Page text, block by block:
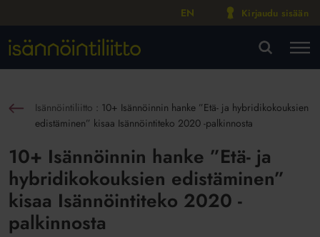
EN Kirjaudu sisään
Isännöintiliitto : 10+ Isännöinnin hanke ”Etä- ja hybridikokouksien
edistäminen” kisaa Isännöintiteko 2020 -palkinnosta
10+ Isännöinnin hanke ”Etä- ja
hybridikokouksien edistäminen”
kisaa Isännöintiteko 2020 -
palkinnosta